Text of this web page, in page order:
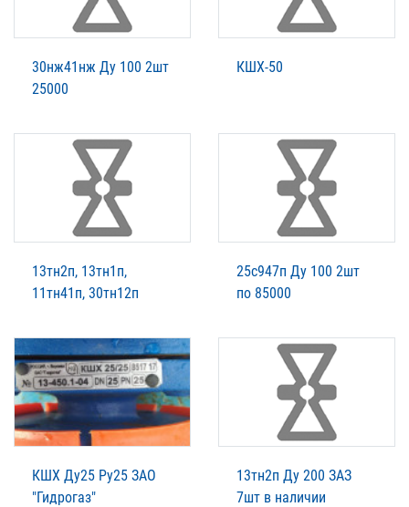
30нж41нж Ду 100 2шт
25000
КШХ-50
13тн2п, 13тн1п,
11тн41п, 30тн12п
25с947п Ду 100 2шт
по 85000
КШХ Ду25 Ру25 ЗАО
"Гидрогаз"
13тн2п Ду 200 ЗАЗ
7шт в наличии